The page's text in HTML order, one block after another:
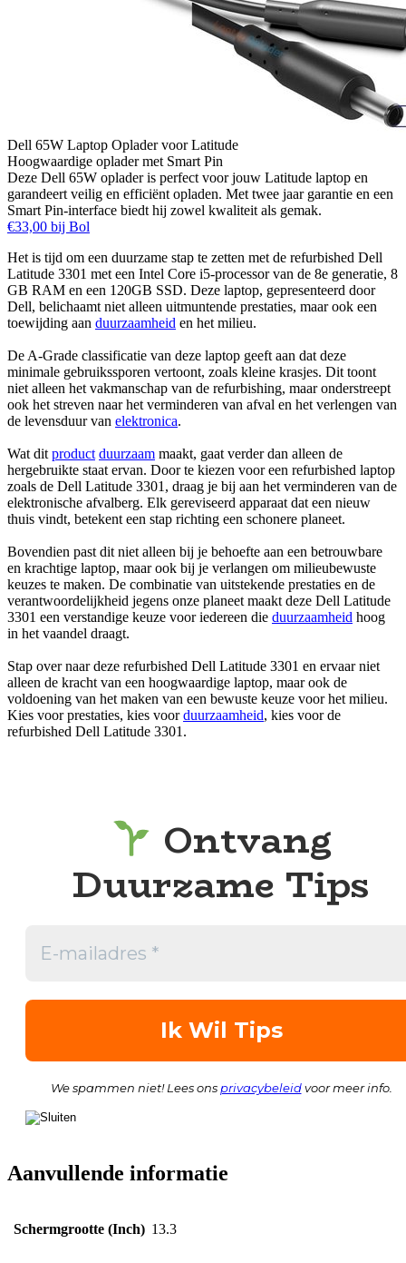
Dell 65W Laptop Oplader voor Latitude
Hoogwaardige oplader met Smart Pin
Deze Dell 65W oplader is perfect voor jouw Latitude laptop en
garandeert veilig en efficiënt opladen. Met twee jaar garantie en een
Smart Pin-interface biedt hij zowel kwaliteit als gemak.
€33,00 bij Bol
Het is tijd om een duurzame stap te zetten met de refurbished Dell
Latitude 3301 met een Intel Core i5-processor van de 8e generatie, 8
GB RAM en een 120GB SSD. Deze laptop, gepresenteerd door
Dell, belichaamt niet alleen uitmuntende prestaties, maar ook een
toewijding aan duurzaamheid en het milieu.
De A-Grade classificatie van deze laptop geeft aan dat deze
minimale gebruikssporen vertoont, zoals kleine krasjes. Dit toont
niet alleen het vakmanschap van de refurbishing, maar onderstreept
ook het streven naar het verminderen van afval en het verlengen van
de levensduur van elektronica.
Wat dit product duurzaam maakt, gaat verder dan alleen de
hergebruikte staat ervan. Door te kiezen voor een refurbished laptop
zoals de Dell Latitude 3301, draag je bij aan het verminderen van de
elektronische afvalberg. Elk gereviseerd apparaat dat een nieuw
thuis vindt, betekent een stap richting een schonere planeet.
Bovendien past dit niet alleen bij je behoefte aan een betrouwbare
en krachtige laptop, maar ook bij je verlangen om milieubewuste
keuzes te maken. De combinatie van uitstekende prestaties en de
verantwoordelijkheid jegens onze planeet maakt deze Dell Latitude
3301 een verstandige keuze voor iedereen die duurzaamheid hoog
in het vaandel draagt.
Stap over naar deze refurbished Dell Latitude 3301 en ervaar niet
alleen de kracht van een hoogwaardige laptop, maar ook de
voldoening van het maken van een bewuste keuze voor het milieu.
Kies voor prestaties, kies voorduurzaamheid, kies voor de
refurbished Dell Latitude 3301.
Ontvang
Duurzame Tips
We spammen niet! Lees ons privacybeleidvoor meer info.
Aanvullende informatie
Schermgrootte (Inch) 13.3